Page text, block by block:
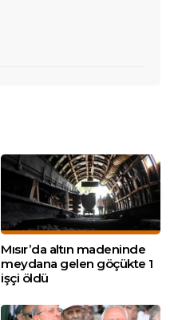
Mısır’da altın madeninde
meydana gelen göçükte 1
işçi öldü